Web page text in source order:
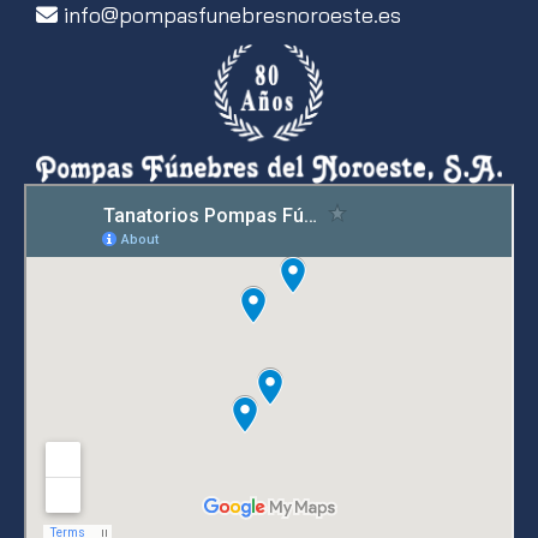
info
pompasfunebresnoroeste.es